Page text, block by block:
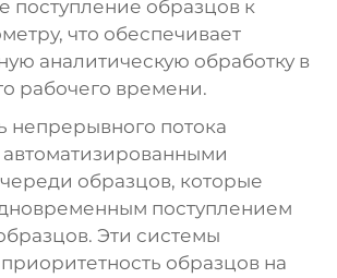
поступление образцов к
что обеспечивает
аналитическую обработку в
рабочего времени.
непрерывного потока
автоматизированными
образцов, которые
поступлением
Эти системы
образцов на